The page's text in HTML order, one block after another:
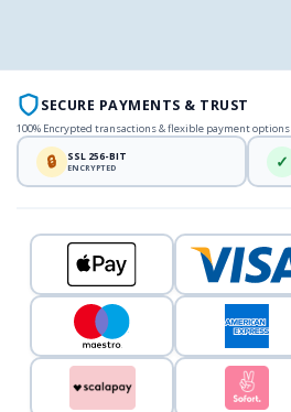
SECURE PAYMENTS & TRUST
100% Encrypted transactions & flexible payment options
🔒 SSL 256-BIT
ENCRYPTED ✓